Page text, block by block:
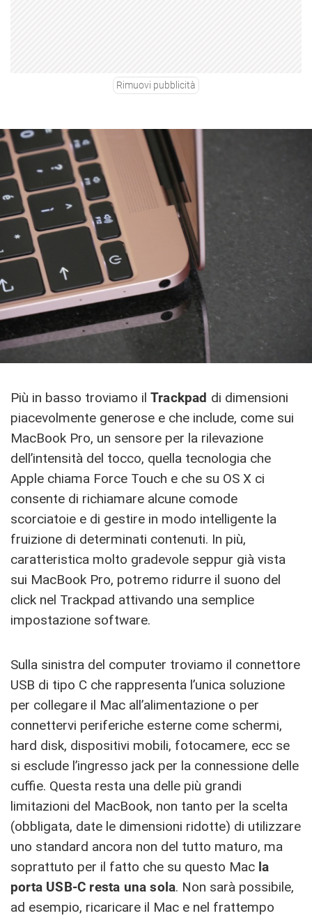
Rimuovi pubblicità
Più in basso troviamo il Trackpad di dimensioni
piacevolmente generose e che include, come sui
MacBook Pro, un sensore per la rilevazione
dell’intensità del tocco, quella tecnologia che
Apple chiama Force Touch e che su OS X ci
consente di richiamare alcune comode
scorciatoie e di gestire in modo intelligente la
fruizione di determinati contenuti. In più,
caratteristica molto gradevole seppur già vista
sui MacBook Pro, potremo ridurre il suono del
click nel Trackpad attivando una semplice
impostazione software.
Sulla sinistra del computer troviamo il connettore
USB di tipo C che rappresenta l’unica soluzione
per collegare il Mac all’alimentazione o per
connettervi periferiche esterne come schermi,
hard disk, dispositivi mobili, fotocamere, ecc se
si esclude l’ingresso jack per la connessione delle
cuffie. Questa resta una delle più grandi
limitazioni del MacBook, non tanto per la scelta
(obbligata, date le dimensioni ridotte) di utilizzare
uno standard ancora non del tutto maturo, ma
soprattuto per il fatto che su questo Mac la
porta USB-C resta una sola. Non sarà possibile,
ad esempio, ricaricare il Mac e nel frattempo